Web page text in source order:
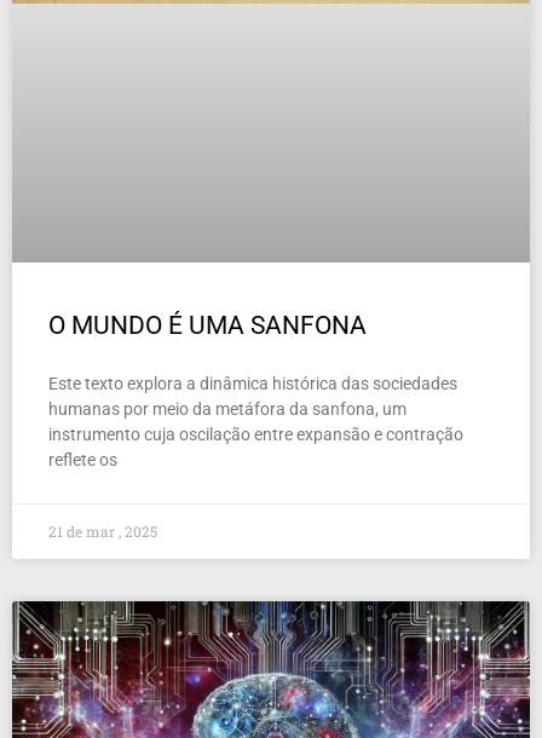
O MUNDO É UMA SANFONA
Este texto explora a dinâmica histórica das sociedades
humanas por meio da metáfora da sanfona, um
instrumento cuja oscilação entre expansão e contração
reflete os
21 de mar , 2025